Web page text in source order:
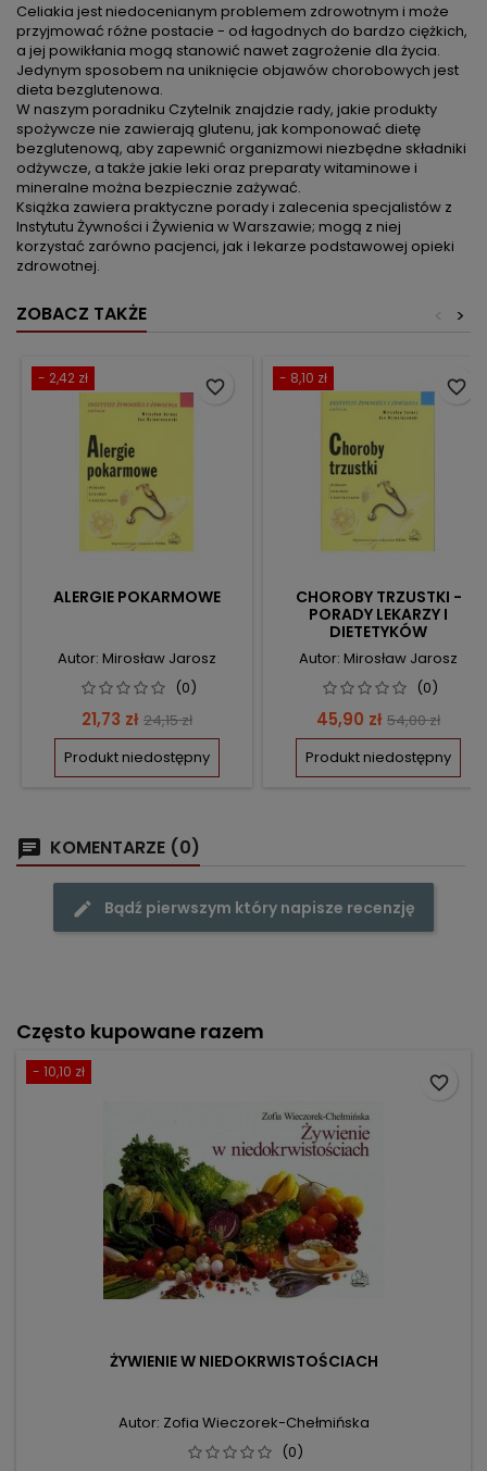
Celiakia jest niedocenianym problemem zdrowotnym i może
przyjmować różne postacie - od łagodnych do bardzo ciężkich,
a jej powikłania mogą stanowić nawet zagrożenie dla życia.
Jedynym sposobem na uniknięcie objawów chorobowych jest
dieta bezglutenowa.
W naszym poradniku Czytelnik znajdzie rady, jakie produkty
spożywcze nie zawierają glutenu, jak komponować dietę
bezglutenową, aby zapewnić organizmowi niezbędne składniki
odżywcze, a także jakie leki oraz preparaty witaminowe i
mineralne można bezpiecznie zażywać.
Książka zawiera praktyczne porady i zalecenia specjalistów z
Instytutu Żywności i Żywienia w Warszawie; mogą z niej
korzystać zarówno pacjenci, jak i lekarze podstawowej opieki
zdrowotnej.
ZOBACZ TAKŻE >
<
- 2,42 zł
ALERGIE POKARMOWE
Autor: Mirosław Jarosz
(0)
Cena
21,73 zł Cena
podstawowa
24,15 zł
Produkt niedostępny
favorite_border - 8,10 zł
CHOROBY TRZUSTKI -
PORADY LEKARZY I
DIETETYKÓW
Autor: Mirosław Jarosz
(0)
Cena
45,90 zł Cena
54,00 zł
Produkt niedostępny
favorite_border
KOMENTARZE (0)
Bądź pierwszym który napisze recenzję
Często kupowane razem
- 10,10 zł
ŻYWIENIE W NIEDOKRWISTOŚCIACH
Autor: Zofia Wieczorek-Chełmińska
(0)
favorite_border